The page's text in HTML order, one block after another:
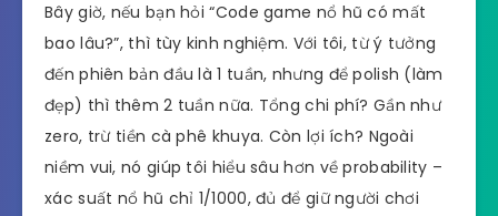
Bây giờ, nếu bạn hỏi “Code game nổ hũ có mất
bao lâu?”, thì tùy kinh nghiệm. Với tôi, từ ý tưởng
đến phiên bản đầu là 1 tuần, nhưng để polish (làm
đẹp) thì thêm 2 tuần nữa. Tổng chi phí? Gần như
zero, trừ tiền cà phê khuya. Còn lợi ích? Ngoài
niềm vui, nó giúp tôi hiểu sâu hơn về probability –
xác suất nổ hũ chỉ 1/1000, đủ để giữ người chơi